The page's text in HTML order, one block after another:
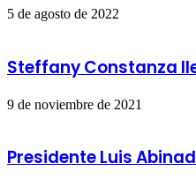
5 de agosto de 2022
Steffany Constanza
9 de noviembre de 2021
Presidente Luis